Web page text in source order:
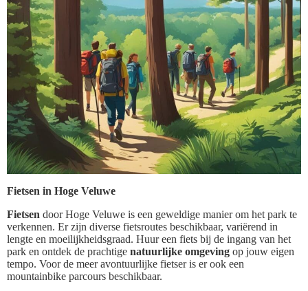
Fietsen in Hoge Veluwe
Fietsen door Hoge Veluwe is een geweldige manier om het park te
verkennen. Er zijn diverse fietsroutes beschikbaar, variërend in
lengte en moeilijkheidsgraad. Huur een fiets bij de ingang van het
park en ontdek de prachtige natuurlijke omgeving op jouw eigen
tempo. Voor de meer avontuurlijke fietser is er ook een
mountainbike parcours beschikbaar.